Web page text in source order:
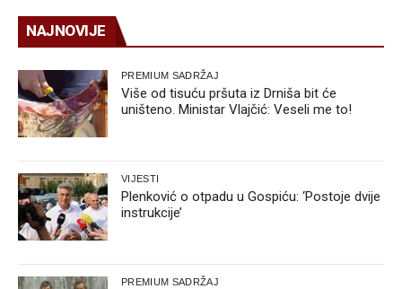
NAJNOVIJE
PREMIUM SADRŽAJ
Više od tisuću pršuta iz Drniša bit će
uništeno. Ministar Vlajčić: Veseli me to!
VIJESTI
Plenković o otpadu u Gospiću: ‘Postoje dvije
instrukcije’
PREMIUM SADRŽAJ